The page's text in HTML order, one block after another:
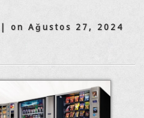
| on Ağustos 27, 2024